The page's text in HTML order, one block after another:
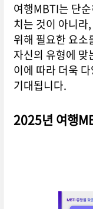
여행MBTI는 단
치는 것이 아니라
위해 필요한 요소
자신의 유형에 맞
이에 따라 더욱
기대됩니다.
2025년 여행